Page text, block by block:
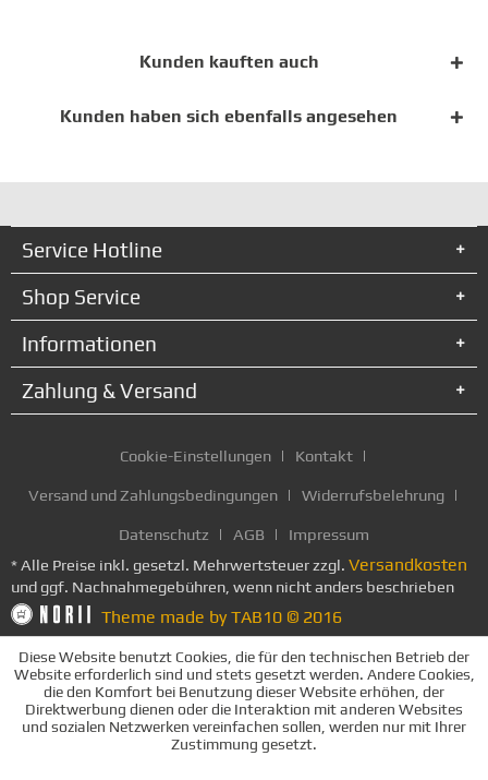
Kunden kauften auch
Kunden haben sich ebenfalls angesehen
Service Hotline
Shop Service
Informationen
Zahlung & Versand
Cookie-Einstellungen Kontakt
Versand und Zahlungsbedingungen Widerrufsbelehrung
Datenschutz AGB
Impressum
* Alle Preise inkl. gesetzl. Mehrwertsteuer zzgl. Versandkosten
und ggf. Nachnahmegebühren, wenn nicht anders beschrieben
Theme made by TAB10 © 2016
Diese Website benutzt Cookies, die für den technischen Betrieb der
Website erforderlich sind und stets gesetzt werden. Andere Cookies,
die den Komfort bei Benutzung dieser Website erhöhen, der
Direktwerbung dienen oder die Interaktion mit anderen Websites
und sozialen Netzwerken vereinfachen sollen, werden nur mit Ihrer
Zustimmung gesetzt.